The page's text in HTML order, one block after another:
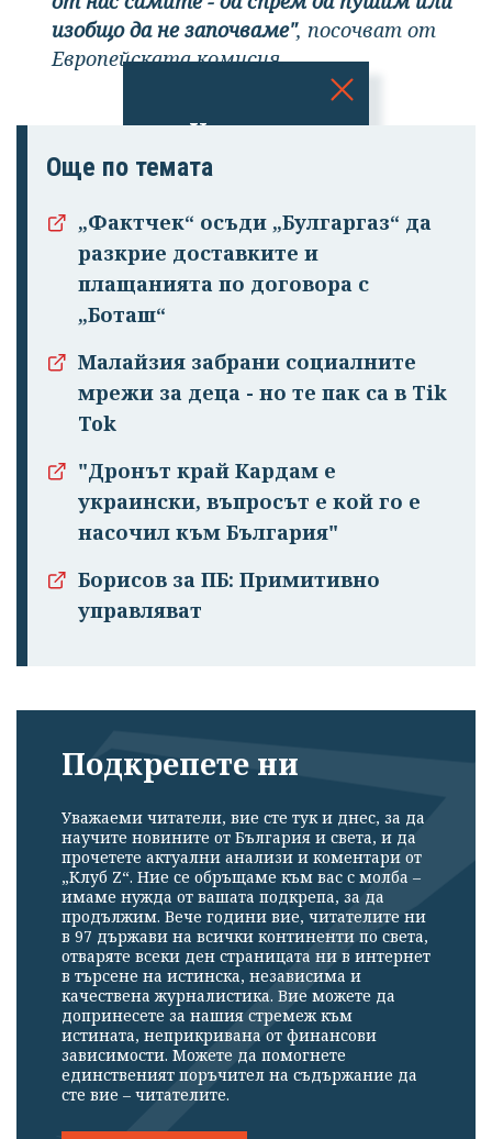
Успешно
излязохте от
изобщо да не започваме", посочват от
Европейската комисия.
Още по темата
„Фактчек“ осъди „Булгаргаз“ да
разкрие доставките и
плащанията по договора с
„Боташ“
Малайзия забрани социалните
мрежи за деца - но те пак са в Tik
Tok
"Дронът край Кардам е
украински, въпросът е кой го е
насочил към България"
Борисов за ПБ: Примитивно
управляват
Подкрепете ни
Уважаеми читатели, вие сте тук и днес, за да
научите новините от България и света, и да
прочетете актуални анализи и коментари от
„Клуб Z“. Ние се обръщаме към вас с молба –
имаме нужда от вашата подкрепа, за да
продължим. Вече години вие, читателите ни
в 97 държави на всички континенти по света,
отваряте всеки ден страницата ни в интернет
в търсене на истинска, независима и
качествена журналистика. Вие можете да
допринесете за нашия стремеж към
истината, неприкривана от финансови
зависимости. Можете да помогнете
единственият поръчител на съдържание да
сте вие – читателите.